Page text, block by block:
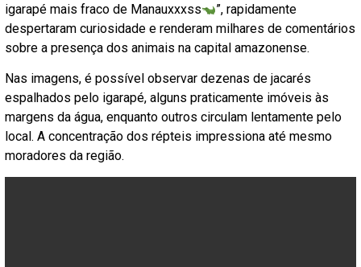
igarapé mais fraco de Manauxxxss
”, rapidamente
despertaram curiosidade e renderam milhares de comentários
sobre a presença dos animais na capital amazonense.
Nas imagens, é possível observar dezenas de jacarés
espalhados pelo igarapé, alguns praticamente imóveis às
margens da água, enquanto outros circulam lentamente pelo
local. A concentração dos répteis impressiona até mesmo
moradores da região.